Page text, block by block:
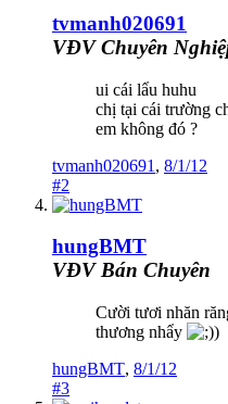
tvmanh020691
VĐV Chuyên
ui cái lẩu huhu
chị tại cái trường
em không đó ?
tvmanh020691 , 8/1/12
#2
hungBMT
VĐV Bán Chuyên
Cười tươi nhăn
thương nhẩy
)
hungBMT, 8/1/12
#3